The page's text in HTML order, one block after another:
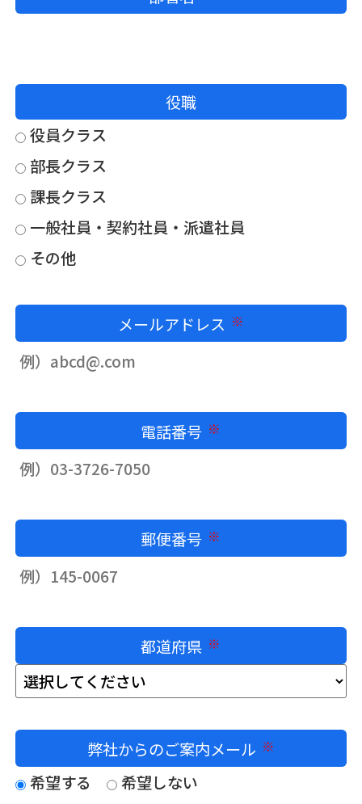
役職
役員クラス
部長クラス
課長クラス
一般社員・契約社員・派遣社員
その他
メールアドレス
電話番号
郵便番号
都道府県
弊社からのご案内メール
希望する 希望しない